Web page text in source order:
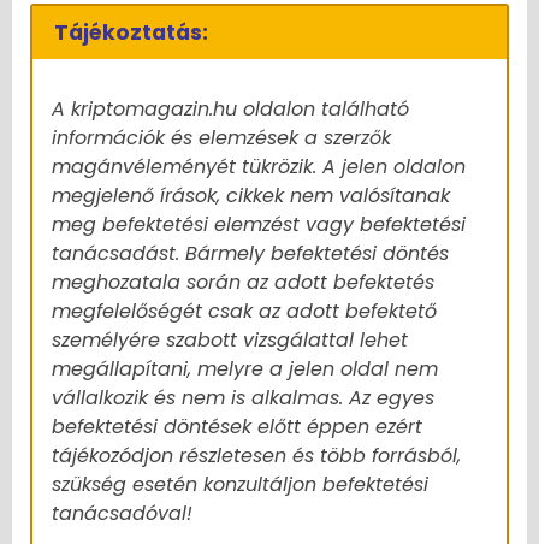
Tájékoztatás:
A kriptomagazin.hu oldalon található
információk és elemzések a szerzők
magánvéleményét tükrözik. A jelen oldalon
megjelenő írások, cikkek nem valósítanak
meg befektetési elemzést vagy befektetési
tanácsadást. Bármely befektetési döntés
meghozatala során az adott befektetés
megfelelőségét csak az adott befektető
személyére szabott vizsgálattal lehet
megállapítani, melyre a jelen oldal nem
vállalkozik és nem is alkalmas. Az egyes
befektetési döntések előtt éppen ezért
tájékozódjon részletesen és több forrásból,
szükség esetén konzultáljon befektetési
tanácsadóval!